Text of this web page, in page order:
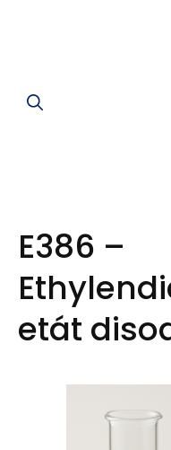
E386 –
etát